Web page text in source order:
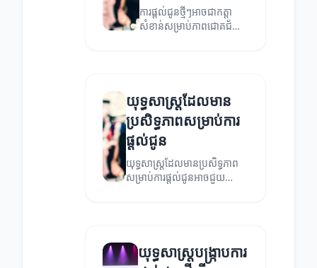
ការផ្តល់ជូនថ្មីៗអាចជាកត្តា
សំខាន់សម្រាប់ភាពជោគជ័យ
យុទ្ធសាស្ត្រដែលមាន
ប្រសិទ្ធភាពសម្រាប់ការ
ផ្តល់ជូន
យុទ្ធសាស្ត្រដែលមានប្រសិទ្ធភាព
សម្រាប់ការផ្តល់ជូនអាចជួយ
យុទ្ធសាស្ត្របង្រ្កាបការ